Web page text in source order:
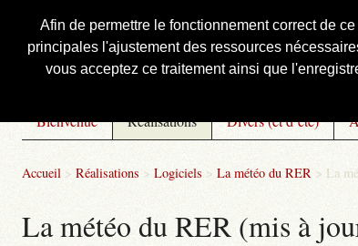
Afin de permettre le fonctionnement correct de
principales l'ajustement des ressources
vous acceptez ce traitement ainsi que
Courbis, « LE » Blog
Bienvenue Réalisations Divers (et d’été)
Accueil > Réalisations > Logiciels > La météo du RER > La
La météo du RER (mis à